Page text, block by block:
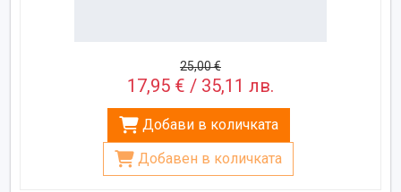
25,00 €
17,95 € / 35,11 лв.
Добави в количката
Добавен в количката